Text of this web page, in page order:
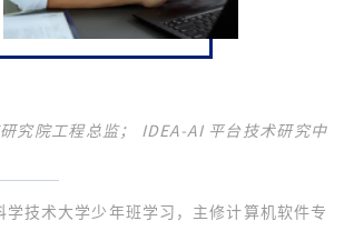
研究院工程总监； IDEA-AI 平台技术研究中
技术大学少年班学习，主修计算机软件专